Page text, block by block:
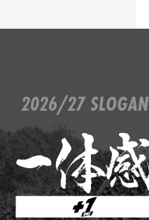
2026/27 SLOGAN